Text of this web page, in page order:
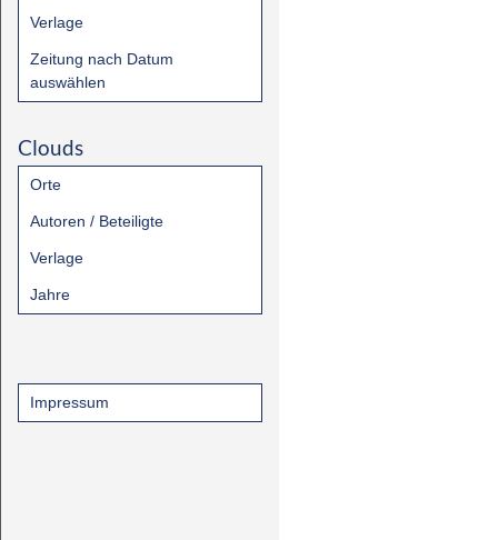
Verlage
Zeitung nach Datum
auswählen
Clouds
Orte
Autoren / Beteiligte
Verlage
Jahre
Impressum